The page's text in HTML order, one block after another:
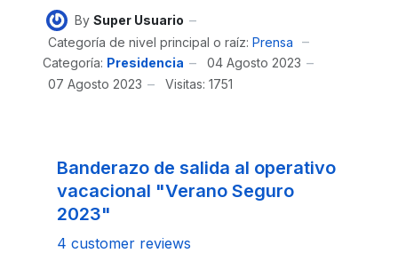
By Super Usuario
Categoría de nivel principal o raíz: Prensa
Categoría: Presidencia
04 Agosto 2023
07 Agosto 2023
Visitas: 1751
Banderazo de salida al operativo
vacacional "Verano Seguro
2023"
4 customer reviews